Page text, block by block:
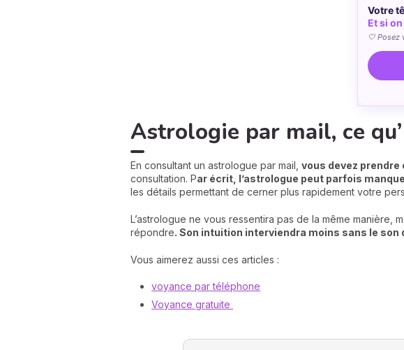
Votre
Et si
🤍 Posez
Astrologie par mail, ce
En consultant un astrologue par mail, vous devez
consultation. Par écrit, l’astrologue peut parfois
les détails permettant de cerner plus rapidement votre
L’astrologue ne vous ressentira pas de la même manière,
répondre. Son intuition interviendra moins sans le son
Vous aimerez aussi ces articles :
voyance par téléphone
Voyance gratuite